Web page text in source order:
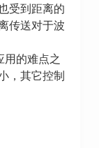
受到距离的
传送对于波
用的难点之
，其它控制